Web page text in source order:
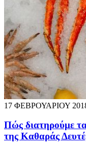
17 ΦΕΒΡΟΥΑΡΙΟΥ
Πώς διατηρούμε
της Καθαράς